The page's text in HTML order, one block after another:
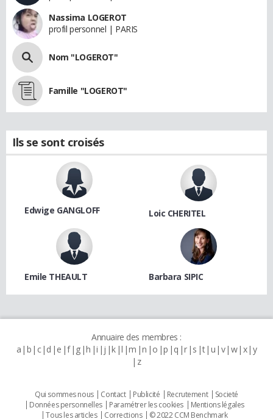
Nassima LOGEROT
profil personnel | PARIS
Nom "LOGEROT"
Famille "LOGEROT"
Ils se sont croisés
Edwige GANGLOFF Loic CHERITEL
Emile THEAULT Barbara SIPIC
Annuaire des membres :
a b c d e f g h i j k l m n o p q r s t u v w x y
z
Qui sommes nous Contact Publicité Recrutement
Societé
Données personnelles
Paramétrer les cookies
Mentions légales
Tous les articles
Corrections © 2022 CCM Benchmark